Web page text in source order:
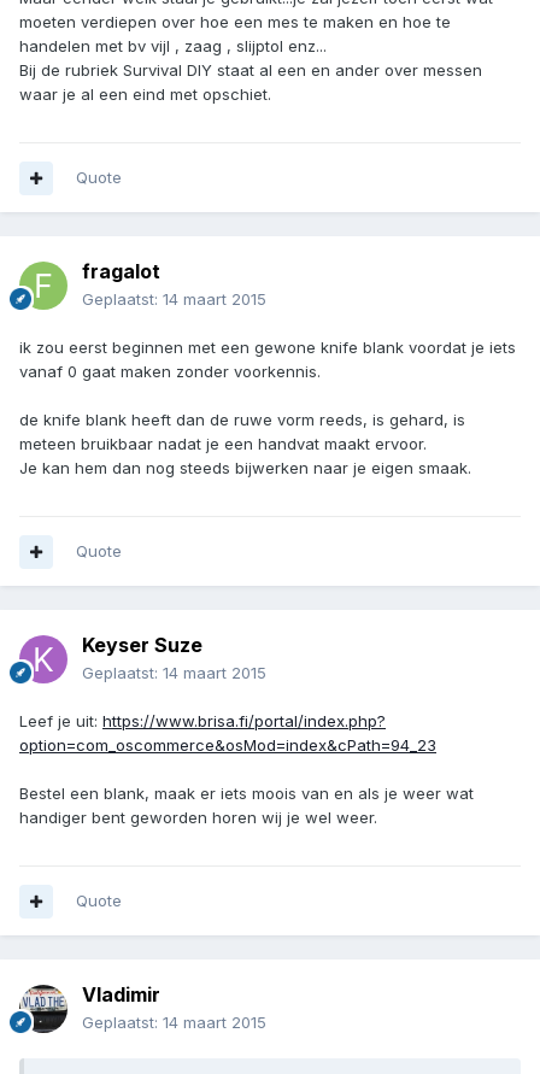
moeten verdiepen over hoe een mes te maken en hoe te
handelen met bv vijl , zaag , slijptol enz...
Bij de rubriek Survival DIY staat al een en ander over messen
waar je al een eind met opschiet.
Quote
fragalot
Geplaatst: 14 maart 2015
ik zou eerst beginnen met een gewone knife blank voordat je iets
vanaf 0 gaat maken zonder voorkennis.
de knife blank heeft dan de ruwe vorm reeds, is gehard, is
meteen bruikbaar nadat je een handvat maakt ervoor.
Je kan hem dan nog steeds bijwerken naar je eigen smaak.
Quote
Keyser Suze
Geplaatst: 14 maart 2015
Leef je uit: https://www.brisa.fi/portal/index.php?
option=com_oscommerce&osMod=index&cPath=94_23
Bestel een blank, maak er iets moois van en als je weer wat
handiger bent geworden horen wij je wel weer.
Quote
Vladimir
Geplaatst: 14 maart 2015